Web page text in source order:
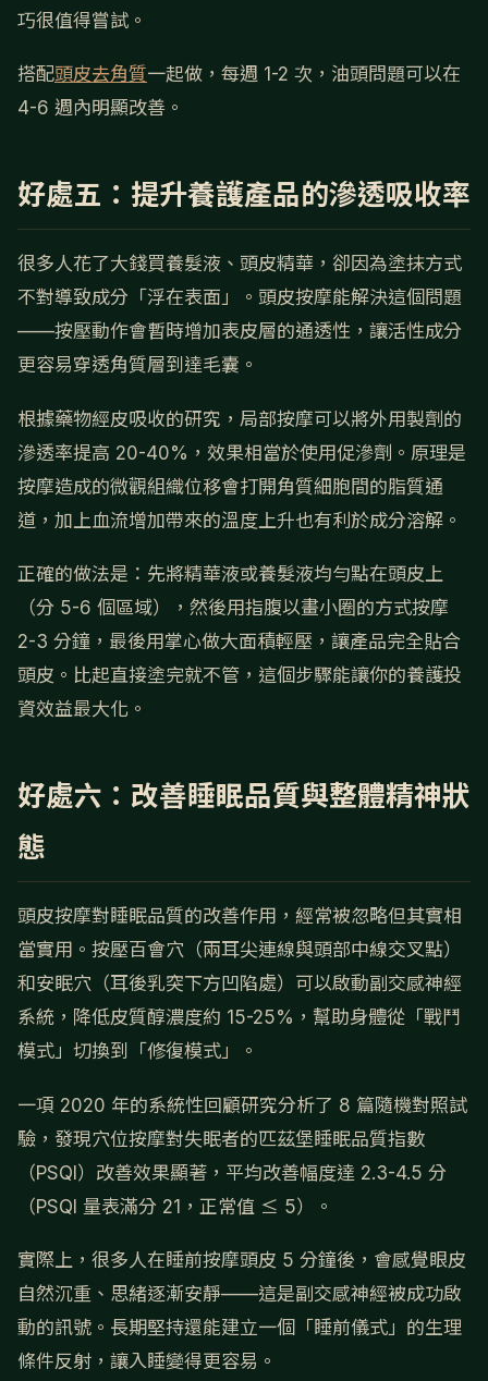
巧很值得嘗試。
搭配頭皮去角質一起做，每週 1-2 次，油頭問題可以在
4-6 週內明顯改善。
好處五：提升養護產品的滲透吸收率
很多人花了大錢買養髮液、頭皮精華，卻因為塗抹方式
不對導致成分「浮在表面」。頭皮按摩能解決這個問題
——按壓動作會暫時增加表皮層的通透性，讓活性成分
更容易穿透角質層到達毛囊。
根據藥物經皮吸收的研究，局部按摩可以將外用製劑的
滲透率提高 20-40%，效果相當於使用促滲劑。原理是
按摩造成的微觀組織位移會打開角質細胞間的脂質通
道，加上血流增加帶來的溫度上升也有利於成分溶解。
正確的做法是：先將精華液或養髮液均勻點在頭皮上
（分 5-6 個區域），然後用指腹以畫小圈的方式按摩
2-3 分鐘，最後用掌心做大面積輕壓，讓產品完全貼合
頭皮。比起直接塗完就不管，這個步驟能讓你的養護投
資效益最大化。
好處六：改善睡眠品質與整體精神狀
態
頭皮按摩對睡眠品質的改善作用，經常被忽略但其實相
當實用。按壓百會穴（兩耳尖連線與頭部中線交叉點）
和安眠穴（耳後乳突下方凹陷處）可以啟動副交感神經
系統，降低皮質醇濃度約 15-25%，幫助身體從「戰鬥
模式」切換到「修復模式」。
一項 2020 年的系統性回顧研究分析了 8 篇隨機對照試
驗，發現穴位按摩對失眠者的匹茲堡睡眠品質指數
（PSQI）改善效果顯著，平均改善幅度達 2.3-4.5 分
（PSQI 量表滿分 21，正常值 ≤ 5）。
實際上，很多人在睡前按摩頭皮 5 分鐘後，會感覺眼皮
自然沉重、思緒逐漸安靜——這是副交感神經被成功啟
動的訊號。長期堅持還能建立一個「睡前儀式」的生理
條件反射，讓入睡變得更容易。